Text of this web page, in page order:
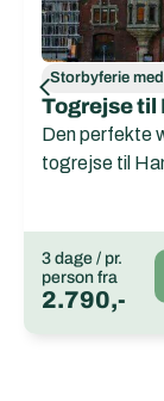
Storbyferie
Togrejse til
Den perfekte
togrejse til
3 dage / pr.
person fra
2.790,-